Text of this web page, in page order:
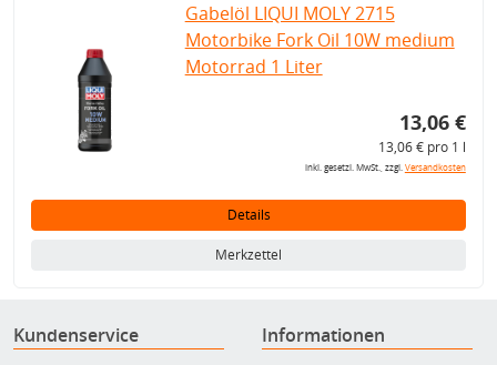
Gabelöl LIQUI MOLY 2715
Motorbike Fork Oil 10W medium
Motorrad 1 Liter
13,06 €
13,06 € pro 1 l
inkl. gesetzl. MwSt., zzgl.Versandkosten
Details
Merkzettel
Kundenservice Informationen